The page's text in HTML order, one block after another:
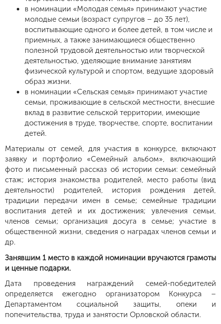
в номинации «Молодая семья» принимают участие
молодые семьи (возраст супругов – до 35 лет),
воспитывающие одного и более детей, в том числе и
приемных, а также занимающиеся общественно
полезной трудовой деятельностью или творческой
деятельностью, уделяющие внимание занятиям
физической культурой и спортом, ведущие здоровый
образ жизни.
в номинации «Сельская семья» принимают участие
семьи, проживающие в сельской местности, внесшие
вклад в развитие сельской территории, имеющие
достижения в труде, творчестве, спорте, воспитании
детей.
Материалы от семей, для участия в конкурсе, включают
заявку и портфолио «Семейный альбом», включающий
фото и письменный рассказ об истории семьи: семейный
стаж; история знакомства родителей, место работы (вид
деятельности) родителей, история рождения детей,
традиции передачи имен в семье; семейные традиции
воспитания детей и их достижения; увлечения семьи,
членов семьи; организация досуга в семье; участие в
общественной жизни, сведения о наградах членов семьи и
др.
Занявшим 1 место в каждой номинации вручаются грамоты
и ценные подарки.
Дата проведения награждений семей-победителей
определяется ежегодно организатором Конкурса –
Департаментом социальной защиты, опеки и
попечительства, труда и занятости Орловской области.